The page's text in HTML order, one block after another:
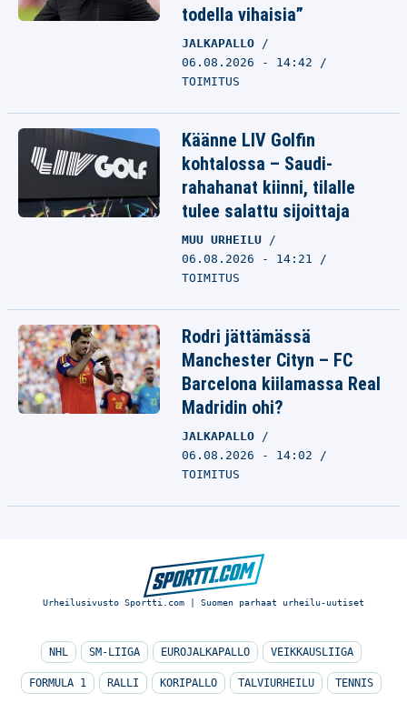
todella vihaisia”
JALKAPALLO
06.08.2026 - 14:42
TOIMITUS
Käänne LIV Golfin
kohtalossa – Saudi-
rahahanat kiinni, tilalle
tulee salattu sijoittaja
MUU URHEILU
06.08.2026 - 14:21
TOIMITUS
Rodri jättämässä
Manchester Cityn – FC
Barcelona kiilamassa Real
Madridin ohi?
JALKAPALLO
06.08.2026 - 14:02
TOIMITUS
Urheilusivusto Sportti.com | Suomen parhaat urheilu-uutiset
NHL SM-LIIGA EUROJALKAPALLO VEIKKAUSLIIGA
FORMULA 1 RALLI KORIPALLO TALVIURHEILU TENNIS